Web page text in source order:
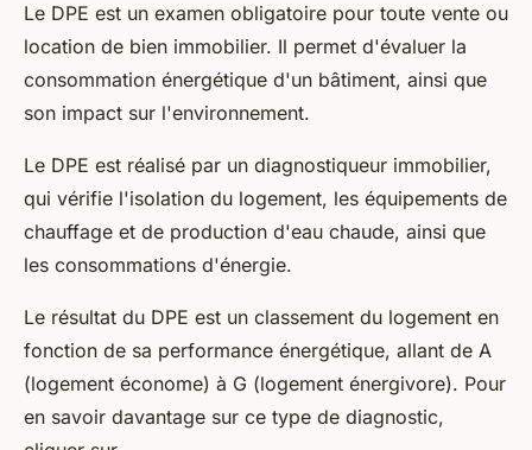
Le DPE est un examen obligatoire pour toute vente ou
location de bien immobilier. Il permet d'évaluer la
consommation énergétique d'un bâtiment, ainsi que
son impact sur l'environnement.
Le DPE est réalisé par un diagnostiqueur immobilier,
qui vérifie l'isolation du logement, les équipements de
chauffage et de production d'eau chaude, ainsi que
les consommations d'énergie.
Le résultat du DPE est un classement du logement en
fonction de sa performance énergétique, allant de A
(logement économe) à G (logement énergivore). Pour
en savoir davantage sur ce type de diagnostic,